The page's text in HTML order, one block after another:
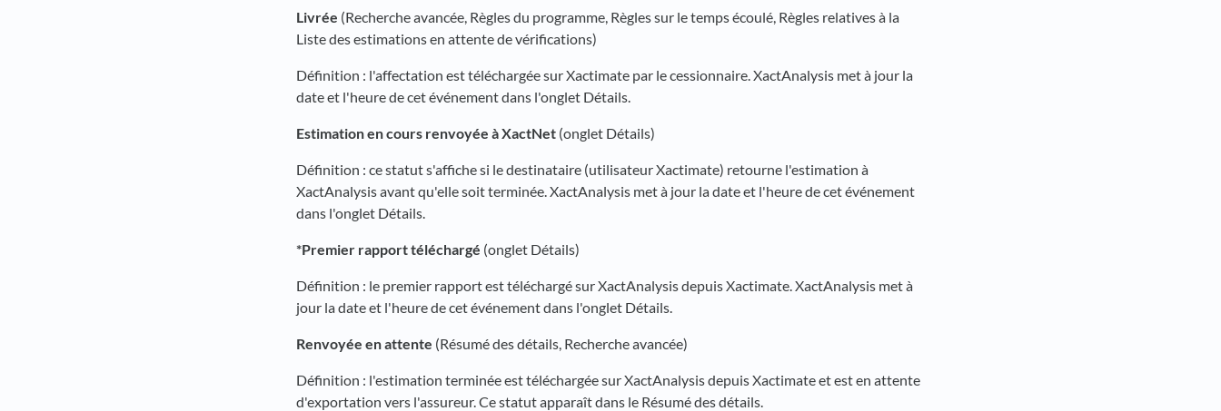
Livrée (Recherche avancée, Règles du programme, Règles sur le temps écoulé, Règles relatives à la
Liste des estimations en attente de vérifications)
Définition : l'affectation est téléchargée sur Xactimate par le cessionnaire. XactAnalysis met à jour la
date et l'heure de cet événement dans l'onglet Détails.
Estimation en cours renvoyée à XactNet (onglet Détails)
Définition : ce statut s'affiche si le destinataire (utilisateur Xactimate) retourne l'estimation à
XactAnalysis avant qu'elle soit terminée. XactAnalysis met à jour la date et l'heure de cet événement
dans l'onglet Détails.
*Premier rapport téléchargé (onglet Détails)
Définition : le premier rapport est téléchargé sur XactAnalysis depuis Xactimate. XactAnalysis met à
jour la date et l'heure de cet événement dans l'onglet Détails.
Renvoyée en attente (Résumé des détails, Recherche avancée)
Définition : l'estimation terminée est téléchargée sur XactAnalysis depuis Xactimate et est en attente
d'exportation vers l'assureur. Ce statut apparaît dans le Résumé des détails.